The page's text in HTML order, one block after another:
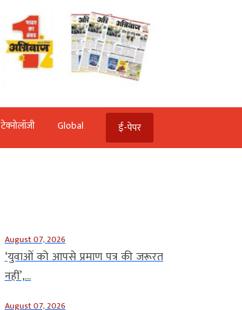
टेक्‍नोलॉजी Global ई-पेपर
August 07, 2026
‘युवाओं को आपसे प्रमाण पत्र की जरूरत
नहीं’,...
August 07, 2026